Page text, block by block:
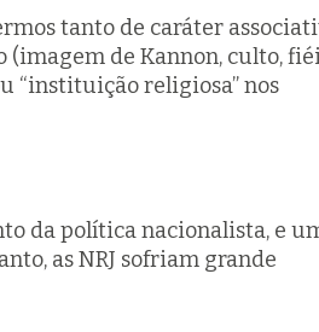
tanto de caráter
de Kannon, culto,
“instituição religiosa” nos
da política nacionalista, e
as NRJ sofriam grande